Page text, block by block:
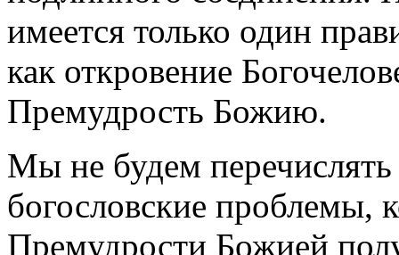
имеется только один
как откровение
Премудрость Божию.
Мы не будем
богословские проблемы,
Премудрости Божией